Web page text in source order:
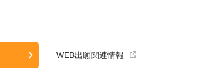
WEB出願関連情報